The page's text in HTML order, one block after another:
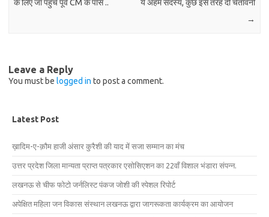
के लिए जा पहुचें पूर्व CM के पास ..
ये अहम सदस्य, कुछ इस तरह दी चेतावनी
→
Leave a Reply
You must be logged in to post a comment.
Latest Post
ख़ादिम-ए-क़ौम हाजी अंसार कुरैशी की याद में सजा सम्मान का मंच
उत्तर प्रदेश जिला मान्यता प्राप्त पत्रकार एसोसिएशन का 22वाँ विशाल भंडारा संपन्न.
लखनऊ से चीफ फोटो जर्नलिस्ट पंकज जोशी की स्पेशल रिपोर्ट
अपेक्षित महिला जन विकास संस्थान लखनऊ द्वारा जागरूकता कार्यक्रम का आयोजन